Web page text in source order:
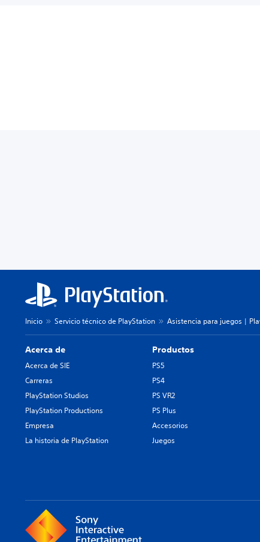
Inicio Servicio técnico de PlayStation Asistencia para juegos |
Acerca de
Acerca de SIE
Carreras
PlayStation Studios
PlayStation Productions
Empresa
La historia de PlayStation
Productos
PS5
PS4
PS VR2
PS Plus
Accesorios
Juegos